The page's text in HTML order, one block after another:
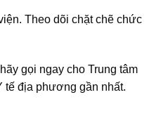
Theo dõi chặt chẽ chức
gọi ngay cho Trung tâm
tế địa phương gần nhất.